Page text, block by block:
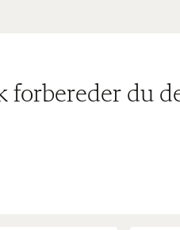
forbereder du